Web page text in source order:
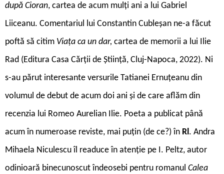
după Cioran, cartea de acum mulți ani a lui Gabriel
Liiceanu. Comentariul lui Constantin Cubleșan ne-a făcut
poftă să citim Viața ca un dar, cartea de memorii a lui Ilie
Rad (Editura Casa Cărții de Știință, Cluj-Napoca, 2022). Ni
s-au părut interesante versurile Tatianei Ernuțeanu din
volumul de debut de acum doi ani și de care aflăm din
recenzia lui Romeo Aurelian Ilie. Poeta a publicat până
acum în numeroase reviste, mai puțin (de ce?) în Rl . Andra
Mihaela Niculescu îl readuce în atenție pe I. Peltz, autor
odinioară binecunoscut îndeosebi pentru romanul Calea